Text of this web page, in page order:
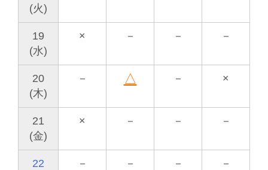
(火)
19
(水)
× － － －
20
(木)
－ △ － ×
21
(金)
× － － －
22
－ － － －